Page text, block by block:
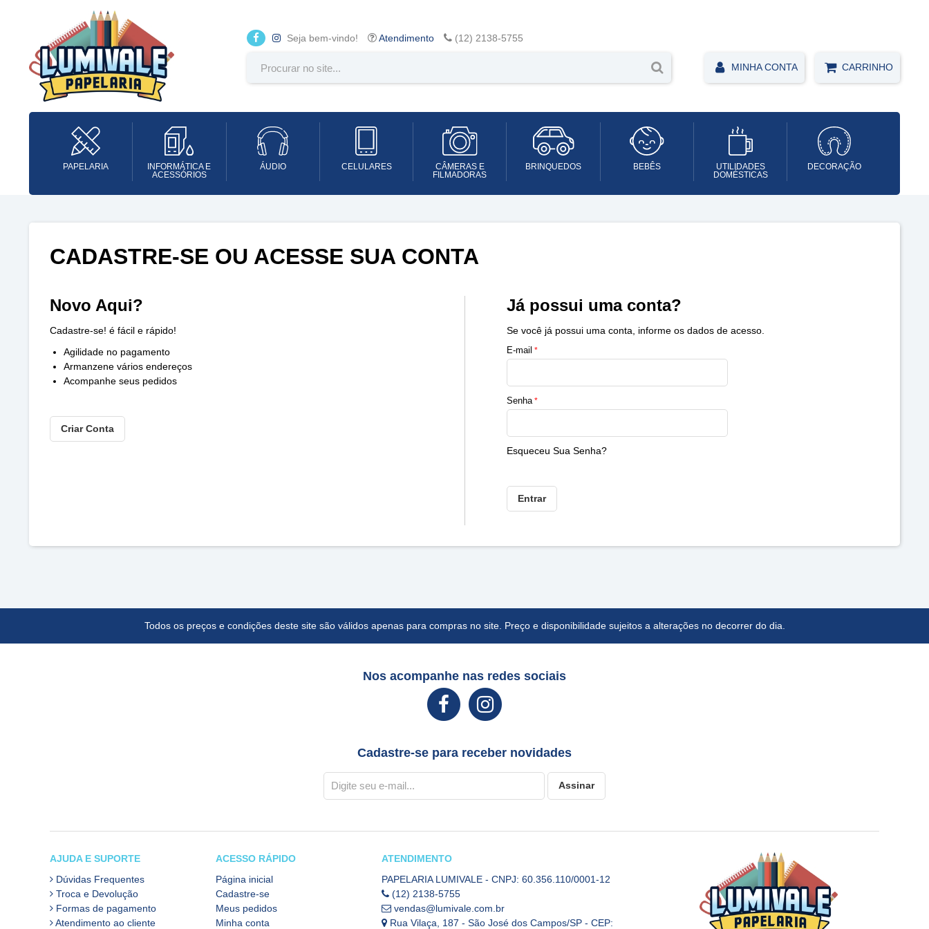
Seja bem-vindo! Atendimento (12) 2138-5755
CARRINHO
MINHA CONTA
PAPELARIA
INFORMÁTICA E
ACESSÓRIOS
ÁUDIO CELULARES
CÂMERAS E
FILMADORAS
BRINQUEDOS BEBÊS
UTILIDADES
DOMÉSTICAS
DECORAÇÃO
CADASTRE-SE OU ACESSE SUA CONTA
Novo Aqui?
Cadastre-se! é fácil e rápido!
Agilidade no pagamento
Armanzene vários endereços
Acompanhe seus pedidos
Criar Conta
Já possui uma conta?
Se você já possui uma conta, informe os dados de acesso.
E-mail
Senha
Esqueceu Sua Senha?
Entrar
Todos os preços e condições deste site são válidos apenas para compras no site. Preço e disponibilidade sujeitos a alterações no decorrer do dia.
Nos acompanhe nas redes sociais
Cadastre-se para receber novidades
Assinar
AJUDA E SUPORTE
Dúvidas Frequentes
Troca e Devolução
Formas de pagamento
Atendimento ao cliente
ACESSO RÁPIDO
Página inicial
Cadastre-se
Meus pedidos
Minha conta
ATENDIMENTO
PAPELARIA LUMIVALE - CNPJ: 60.356.110/0001-12
(12) 2138-5755
vendas@lumivale.com.br
Rua Vilaça, 187 - São José dos Campos/SP - CEP: